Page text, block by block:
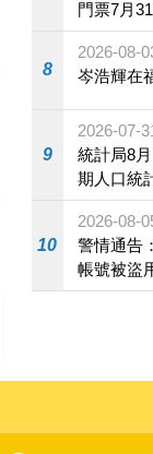
門票7月
8
2026-08-
岑浩輝在
9
2026-07-
統計局8月1日起
期人口統
10
2026-08-
警情通告
帳號被盜